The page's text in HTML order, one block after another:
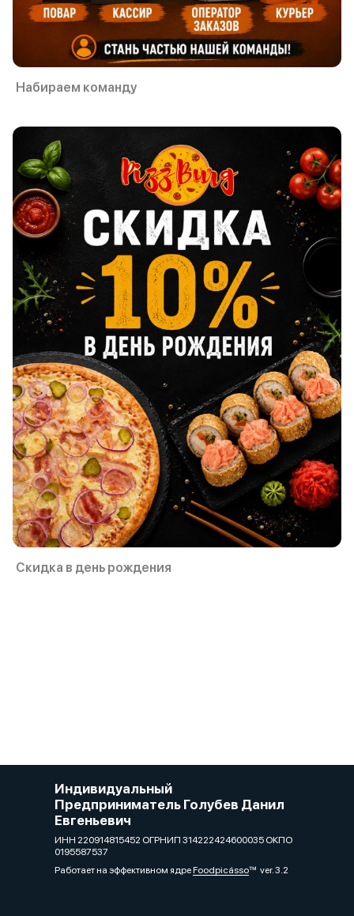
Набираем команду
Скидка в день рождения
Индивидуальный
Предприниматель Голубев Данил
Евгеньевич
ИНН 220914815452 ОГРНИП 314222424600035 ОКПО
0195587537
Работает на эффективном ядреFoodpicássover. 3.2